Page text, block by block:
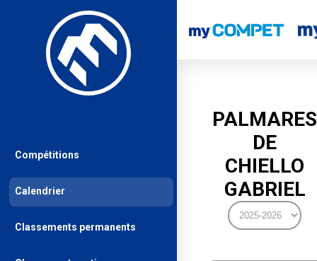
PALMARES
DE
CHIELLO
GABRIEL
Compétitions
Calendrier
Classements permanents